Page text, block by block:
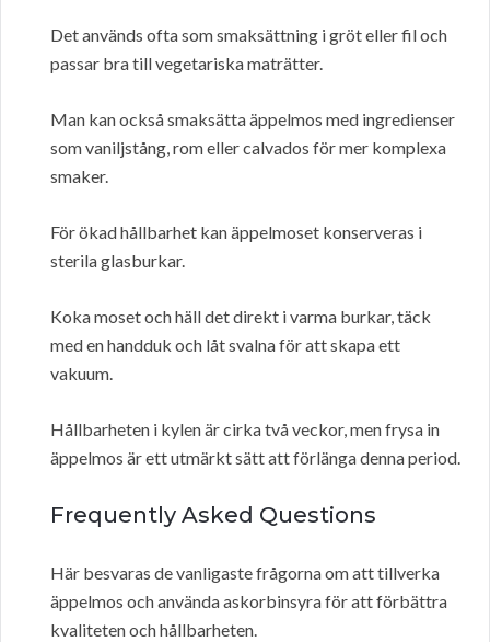
Det används ofta som smaksättning i gröt eller fil och
passar bra till vegetariska maträtter.
Man kan också smaksätta äppelmos med ingredienser
som vaniljstång, rom eller calvados för mer komplexa
smaker.
För ökad hållbarhet kan äppelmoset konserveras i
sterila glasburkar.
Koka moset och häll det direkt i varma burkar, täck
med en handduk och låt svalna för att skapa ett
vakuum.
Hållbarheten i kylen är cirka två veckor, men frysa in
äppelmos är ett utmärkt sätt att förlänga denna period.
Frequently Asked Questions
Här besvaras de vanligaste frågorna om att tillverka
äppelmos och använda askorbinsyra för att förbättra
kvaliteten och hållbarheten.